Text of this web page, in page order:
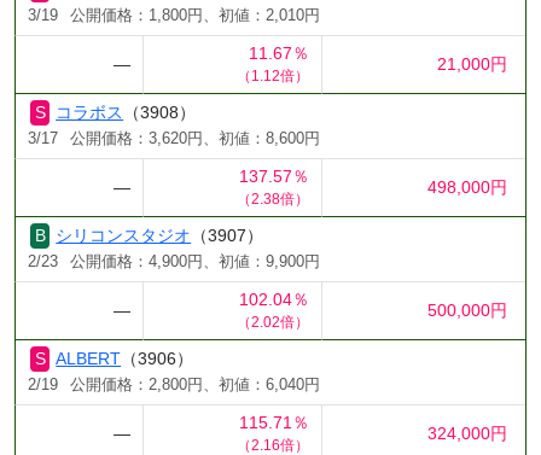
3/19 公開価格：1,800円、初値：2,010円
―
11.67％
（1.12倍）
21,000円
コラボス （3908）
3/17 公開価格：3,620円、初値：8,600円
―
137.57％
（2.38倍）
498,000円
シリコンスタジオ （3907）
2/23 公開価格：4,900円、初値：9,900円
―
102.04％
（2.02倍）
500,000円
ALBERT （3906）
2/19 公開価格：2,800円、初値：6,040円
―
115.71％
（2.16倍）
324,000円